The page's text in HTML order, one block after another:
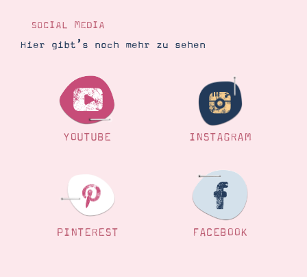
SOCIAL MEDIA
Hier gibt’s noch mehr zu sehen
YOUTUBE INSTAGRAM
PINTEREST FACEBOOK